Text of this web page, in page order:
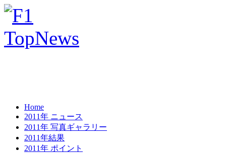
Home
2011年 ニュース
2011年 写真ギャラリー
2011年結果
2011年 ポイント